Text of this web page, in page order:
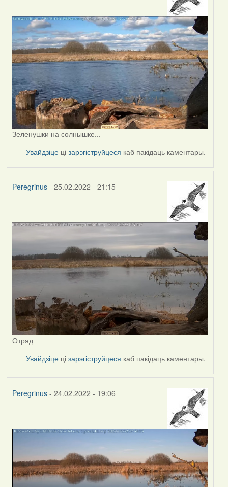
Зеленушки на солнышке...
Увайдзіце цізарэгіструйцеся каб пакідаць каментары.
Peregrinus- 25.02.2022 - 21:15
Отряд
Увайдзіце цізарэгіструйцеся каб пакідаць каментары.
Peregrinus- 24.02.2022 - 19:06